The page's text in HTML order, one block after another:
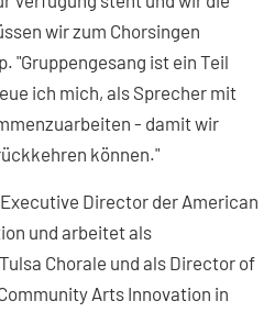
wir zum Chorsingen
"Gruppengesang ist ein Teil
ich mich, als Sprecher mit
- damit wir
können."
Director der American
und arbeitet als
Chorale und als Director of
Arts Innovation in